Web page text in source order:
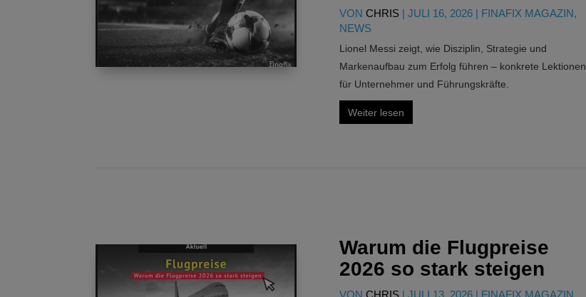
VON CHRIS| JULI 16, 2026| FINAFIX MAGAZIN,
NEWS
Lionel Messi zeigt, wie Disziplin, Strategie und
Markenaufbau zum Erfolg führen – konkrete Lektionen
für Unternehmer und Führungskräfte.
Weiter lesen
Warum die Flugpreise
2026 so stark steigen